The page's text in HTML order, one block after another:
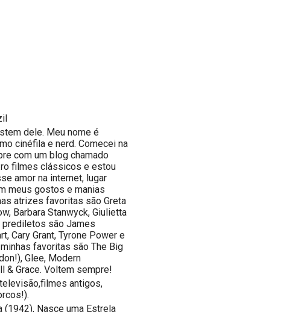
dele. Meu nome é
cinéfila e nerd. Comecei na
com um blog chamado
filmes clássicos e estou
amor na internet, lugar
meus gostos e manias
atrizes favoritas são Greta
Barbara Stanwyck, Giulietta
prediletos são James
Cary Grant, Tyrone Power e
favoritas são The Big
Glee, Modern
& Grace. Voltem sempre!
antigos,
(1942), Nasce uma Estrela